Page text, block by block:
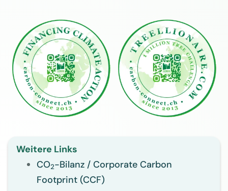
Weitere Links
CO2-Bilanz / Corporate Carbon
Footprint (CCF)